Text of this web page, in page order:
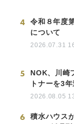
4
令和８年度
について
2026.07.31
5
NOK、川崎
トナーを3
2026.08.05
6
積水ハウス